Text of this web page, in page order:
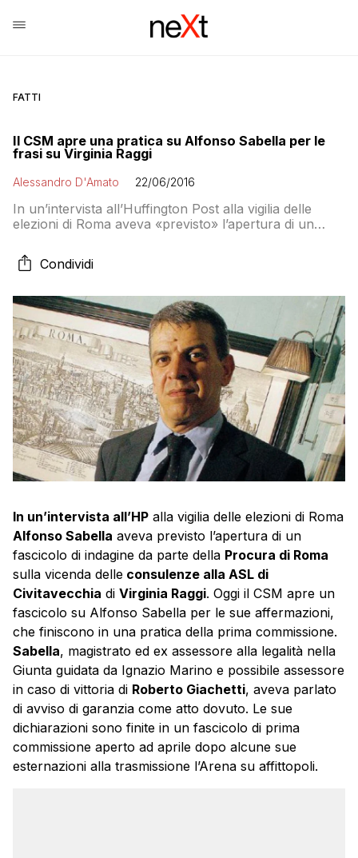
FATTI
Il CSM apre una pratica su Alfonso Sabella per le
frasi su Virginia Raggi
Alessandro D'Amato 22/06/2016
In un’intervista all’Huffington Post alla vigilia delle
elezioni di Roma aveva «previsto» l’apertura di un
sulla vicenda delle consulenze alla ASL di
Civitavecchia di Virginia Raggi. Oggi il CSM apre un
Condividi
In un’intervista all’HP alla vigilia delle elezioni di Roma
Alfonso Sabella aveva previsto l’apertura di un
fascicolo di indagine da parte della Procura di Roma
sulla vicenda delle consulenze alla ASL di
Civitavecchia di Virginia Raggi. Oggi il CSM apre un
fascicolo su Alfonso Sabella per le sue affermazioni,
che finiscono in una pratica della prima commissione.
Sabella, magistrato ed ex assessore alla legalità nella
Giunta guidata da Ignazio Marino e possibile assessore
in caso di vittoria di Roberto Giachetti, aveva parlato
di avviso di garanzia come atto dovuto. Le sue
dichiarazioni sono finite in un fascicolo di prima
commissione aperto ad aprile dopo alcune sue
esternazioni alla trasmissione l’Arena su affittopoli.